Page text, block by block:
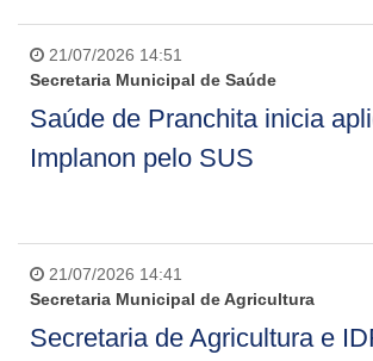
21/07/2026 14:51
Secretaria Municipal de Saúde
Saúde de Pranchita inicia
Implanon pelo SUS
21/07/2026 14:41
Secretaria Municipal de Agricultura
Secretaria de Agricultura e